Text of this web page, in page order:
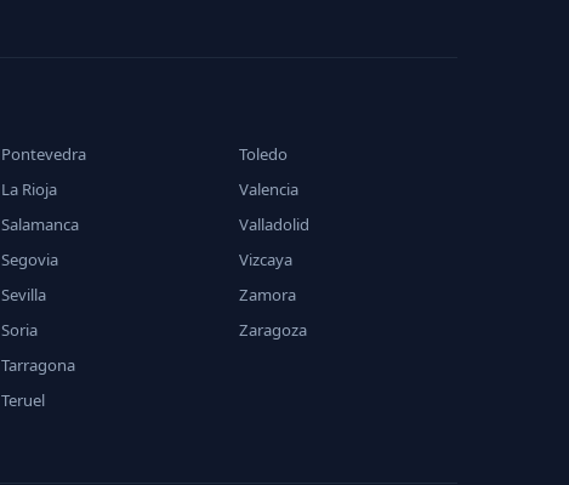
Pontevedra
La Rioja
Salamanca
Segovia
Sevilla
Soria
Tarragona
Teruel
Toledo
Valencia
Valladolid
Vizcaya
Zamora
Zaragoza